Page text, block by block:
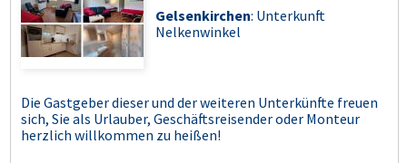
Gelsenkirchen: Unterkunft
Nelkenwinkel
Die Gastgeber dieser und der weiteren Unterkünfte freuen
sich, Sie als Urlauber, Geschäftsreisender oder Monteur
herzlich willkommen zu heißen!